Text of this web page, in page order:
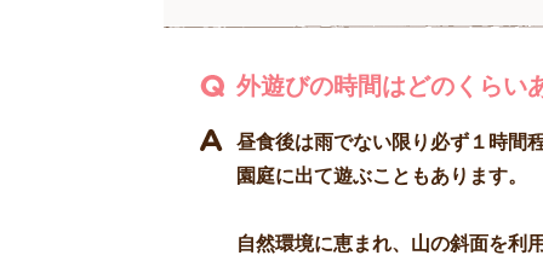
外遊びの時間はどのくらい
昼食後は雨でない限り必ず１時間
園庭に出て遊ぶこともあります。
自然環境に恵まれ、山の斜面を利